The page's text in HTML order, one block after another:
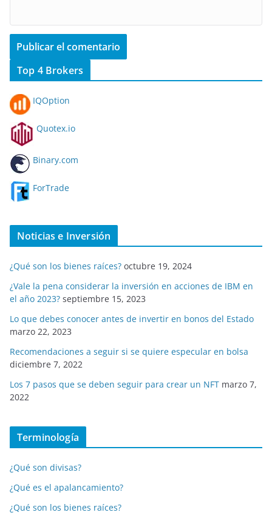
Top 4 Brokers
IQOption
Quotex.io
Binary.com
ForTrade
Noticias e Inversión
¿Qué son los bienes raíces? octubre 19, 2024
¿Vale la pena considerar la inversión en acciones de IBM en
el año 2023? septiembre 15, 2023
Lo que debes conocer antes de invertir en bonos del Estado
marzo 22, 2023
Recomendaciones a seguir si se quiere especular en bolsa
diciembre 7, 2022
Los 7 pasos que se deben seguir para crear un NFT marzo 7,
2022
Terminología
¿Qué son divisas?
¿Qué es el apalancamiento?
¿Qué son los bienes raíces?